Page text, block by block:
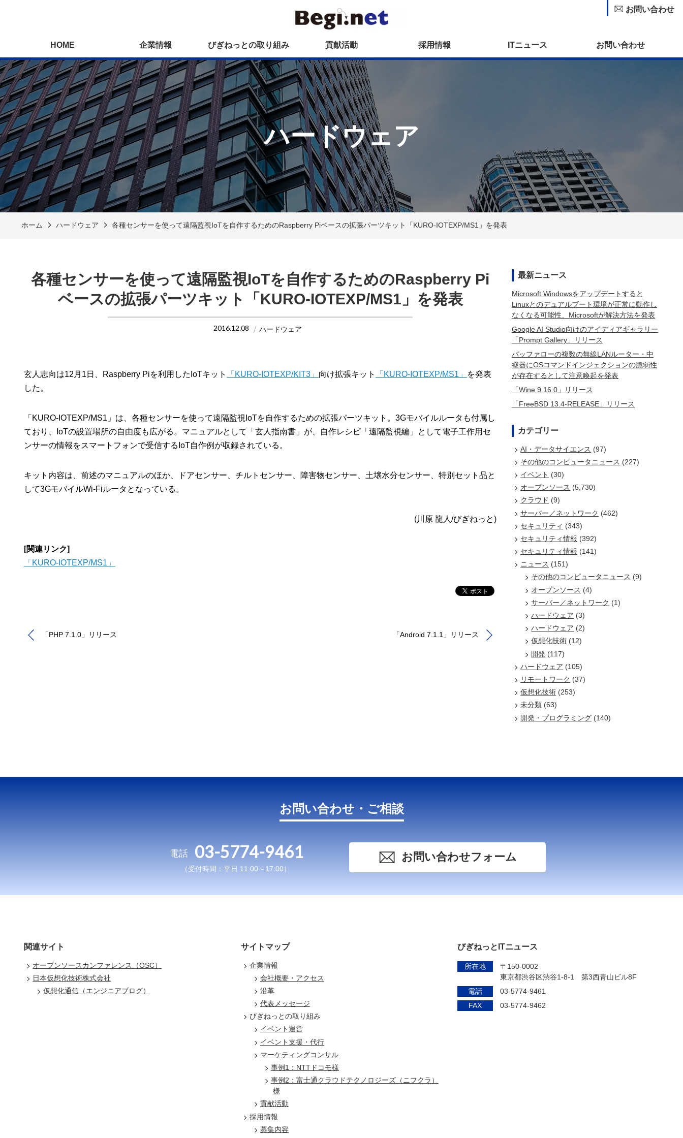
HOME 企業情報 びぎねっとの取り組み 貢献活動 採用情報 ITニュース お問い合わせ
お問い合わせ
ハードウェア
ホーム ハードウェア 各種センサーを使って遠隔監視IoTを自作するためのRaspberry Piベースの拡張パーツキット「KURO-IOTEXP/MS1」を発表
各種センサーを使って遠隔監視IoTを自作するためのRaspberry Pi
ベースの拡張パーツキット「KURO-IOTEXP/MS1」を発表
2016.12.08 ハードウェア
玄人志向は12月1日、Raspberry Piを利用したIoTキット 「KURO-IOTEXP/KIT3」 向け拡張キット 「KURO-IOTEXP/MS1」
を発表
した。
「KURO-IOTEXP/MS1」は、各種センサーを使って遠隔監視IoTを自作するための拡張パーツキット。3Gモバイルルータも付属し
ており、IoTの設置場所の自由度も広がる。マニュアルとして「玄人指南書」が、自作レシピ「遠隔監視編」として電子工作用セ
ンサーの情報をスマートフォンで受信するIoT自作例が収録されている。
キット内容は、前述のマニュアルのほか、ドアセンサー、チルトセンサー、障害物センサー、土壌水分センサー、特別セット品と
して3GモバイルWi-Fiルータとなっている。
(川原 龍人/びぎねっと)
[関連リンク]
「KURO-IOTEXP/MS1」
「PHP 7.1.0」リリース 「Android 7.1.1」リリース
最新ニュース
Microsoft Windowsをアップデートすると
Linuxとのデュアルブート環境が正常に動作し
なくなる可能性、Microsoftが解決方法を発表
Google AI Studio向けのアイディアギャラリー
「Prompt Gallery」リリース
バッファローの複数の無線LANルーター・中
継器にOSコマンドインジェクションの脆弱性
が存在するとして注意喚起を発表
「Wine 9.16.0」リリース
「FreeBSD 13.4-RELEASE」リリース
カテゴリー
AI・データサイエンス (97)
その他のコンピュータニュース (227)
イベント (30)
オープンソース (5,730)
クラウド (9)
サーバー／ネットワーク (462)
セキュリティ (343)
セキュリティ情報 (392)
セキュリティ情報 (141)
ニュース (151)
その他のコンピュータニュース (9)
オープンソース (4)
サーバー／ネットワーク (1)
ハードウェア (3)
ハードウェア (2)
仮想化技術 (12)
開発 (117)
ハードウェア (105)
リモートワーク (37)
仮想化技術 (253)
未分類 (63)
開発・プログラミング (140)
お問い合わせ・ご相談
電話 03-5774-9461
（受付時間：平日 11:00～17:00）
お問い合わせフォーム
関連サイト
オープンソースカンファレンス（OSC）
日本仮想化技術株式会社
仮想化通信（エンジニアブログ）
サイトマップ
企業情報
会社概要・アクセス
沿革
代表メッセージ
びぎねっとの取り組み
イベント運営
イベント支援・代行
マーケティングコンサル
事例1：NTTドコモ様
事例2：富士通クラウドテクノロジーズ（ニフクラ）
様
貢献活動
採用情報
募集内容
びぎねっとITニュース
所在地
〒150-0002
東京都渋谷区渋谷1-8-1 第3西青山ビル8F
電話
03-5774-9461
FAX
03-5774-9462